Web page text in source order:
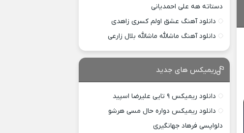
دستاته هه علی احمدیانی
دانلود آهنگ عشق اولم کسری زاهدی
دانلود آهنگ ماشالله ماشالله بلال زارعی
ریمیکس های جدید
دانلود ریمیکس ۹ تایی علیرضا اسپید
دانلود ریمیکس دواره حال مسی هرشو
دلواپسی فرهاد جهانگیری